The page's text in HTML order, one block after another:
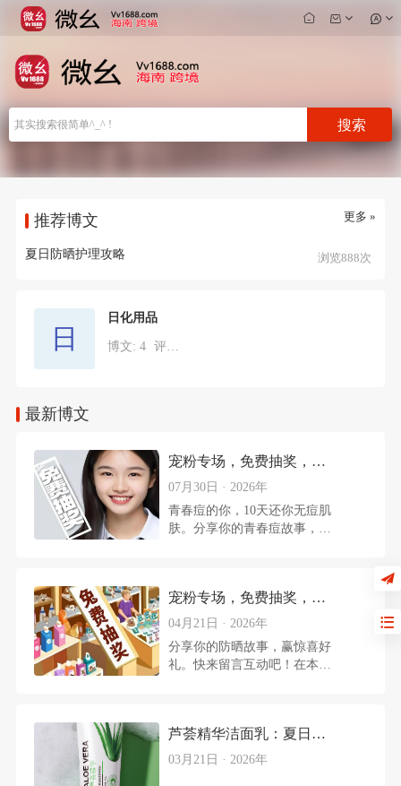
搜索
推荐博文 更多 »
夏日防晒护理攻略 浏览888次
日
日化用品
博文: 4 评论: 0
最新博文
宠粉专场，免费抽奖，你来吗？青春痘的你，10天还你无痘肌肤。
07月30日 · 2026年
青春痘的你，10天还你无痘肌
肤。分享你的青春痘故事，赢
春痘的你，我为了祛痘，学
做“防痘“，先洁脸再涂祛痘
是“护肤实验家”。参与方式：
1. 前往【微幺】服务号，抽
痘】参与抽奖，抽10位粉丝送
出以下礼品一件：3. 活动截
止时间：2026年8月15
宠粉专场，免费抽奖，你来吗？#你为了防晒做过最“拼”的一件事
04月21日 · 2026年
分享你的防晒故事，赢惊喜好
礼。快来留言互动吧！在本文
做“防晒“，先涂保湿乳，再涂
防晒，最后拍层散粉，持妆又
芦荟精华洁面乳：夏日清洁、晒后修复与美妆完美搭档
03月21日 · 2026年